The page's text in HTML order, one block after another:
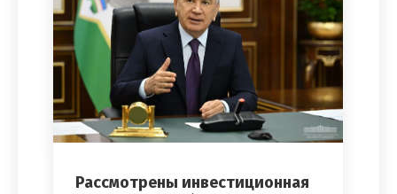
Рассмотрены инвестиционная